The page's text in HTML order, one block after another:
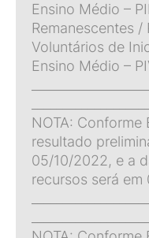
Ensino Médio –
Remanescentes
Voluntários de
Ensino Médio –
NOTA:
resultado
05/10/2022, e a
recursos será